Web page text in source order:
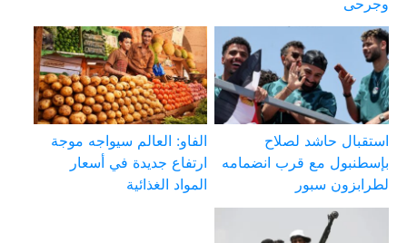
وجرحى
استقبال حاشد لصلاح
بإسطنبول مع قرب انضمامه
لطرابزون سبور
الفاو: العالم سيواجه موجة
ارتفاع جديدة في أسعار
المواد الغذائية